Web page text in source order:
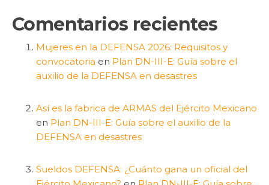
Comentarios recientes
Mujeres en la DEFENSA 2026: Requisitos y
convocatoria en Plan DN-III-E: Guía sobre el
auxilio de la DEFENSA en desastres
Así es la fabrica de ARMAS del Ejército Mexicano
en Plan DN-III-E: Guía sobre el auxilio de la
DEFENSA en desastres
Sueldos DEFENSA: ¿Cuánto gana un oficial del